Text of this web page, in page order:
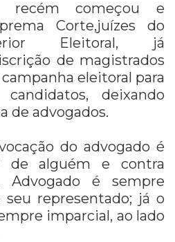
recém começou e
Corte,juízes do
Eleitoral, já
de magistrados
eleitoral para
deixando
de advogados.
do advogado é
de alguém e contra
Advogado é sempre
seu representado; já o
imparcial, ao lado